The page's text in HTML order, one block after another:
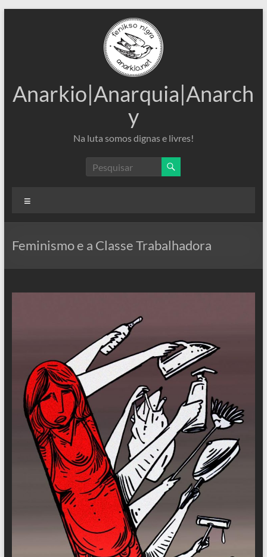
Anarkio|Anarquia|Anarch
y
Na luta somos dignas e livres!
Feminismo e a Classe Trabalhadora